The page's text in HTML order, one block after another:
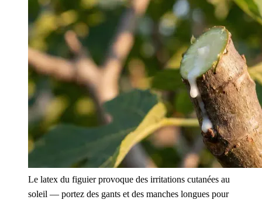
Le latex du figuier provoque des irritations cutanées au
soleil — portez des gants et des manches longues pour